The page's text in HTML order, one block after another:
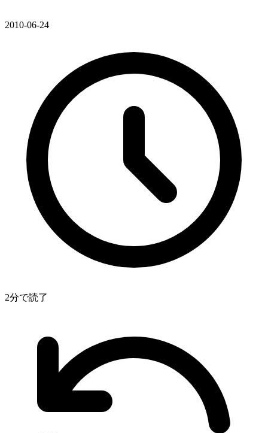
2010-06-24
2分で読了